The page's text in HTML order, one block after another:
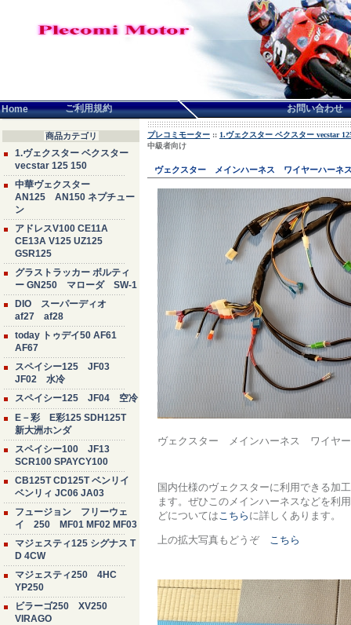
Home ご利用規約 お問い合わせ
商品カテゴリ
1.ヴェクスター ベクスター
vecstar 125 150
中華ヴェクスター
AN125 AN150 ネプチュー
ン
アドレスV100 CE11A
CE13A V125 UZ125
GSR125
グラストラッカー ボルティ
ー GN250 マローダ SW-1
DIO スーパーディオ
af27 af28
today トゥデイ50 AF61
AF67
スペイシー125 JF03
JF02 水冷
スペイシー125 JF04 空冷
E－彩 E彩125 SDH125T
新大洲ホンダ
スペイシー100 JF13
SCR100 SPAYCY100
CB125T CD125T ベンリイ
ベンリィ JC06 JA03
フュージョン フリーウェ
イ 250 MF01 MF02 MF03
マジェスティ125 シグナス T
D 4CW
マジェスティ250 4HC
YP250
ビラーゴ250 XV250
VIRAGO
プレコミモーター :: 1.ヴェクスター ベクスター vecstar
中級者向け
ヴェクスター メインハーネス ワイヤーハー
ヴェクスター メインハーネス ワイヤ
国内仕様のヴェクスターに利用できる加
ます。ぜひこのメインハーネスなどを利
どについてはこちら に詳しくあります。
上の拡大写真もどうぞ こちら